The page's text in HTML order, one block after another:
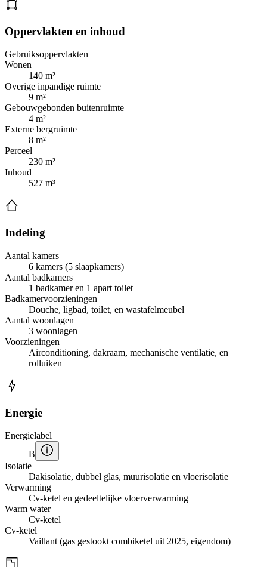
Oppervlakten en inhoud
Gebruiksoppervlakten
Wonen
140 m²
Overige inpandige ruimte
9 m²
Gebouwgebonden buitenruimte
4 m²
Externe bergruimte
8 m²
Perceel
230 m²
Inhoud
527 m³
Indeling
Aantal kamers
6 kamers (5 slaapkamers)
Aantal badkamers
1 badkamer en 1 apart toilet
Badkamervoorzieningen
Douche, ligbad, toilet, en wastafelmeubel
Aantal woonlagen
3 woonlagen
Voorzieningen
Airconditioning, dakraam, mechanische ventilatie, en
rolluiken
Energie
Energielabel
B
Isolatie
Dakisolatie, dubbel glas, muurisolatie en vloerisolatie
Verwarming
Cv-ketel en gedeeltelijke vloerverwarming
Warm water
Cv-ketel
Cv-ketel
Vaillant (gas gestookt combiketel uit 2025, eigendom)